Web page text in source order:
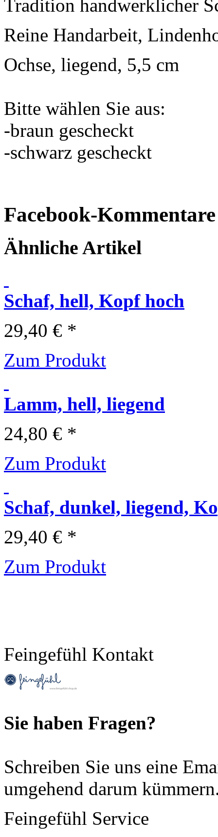
Tradition handwerklicher
Reine Handarbeit,
Ochse, liegend, 5,5 cm
Bitte wählen Sie aus:
-braun gescheckt
-schwarz gescheckt
Facebook-Kommentare
Ähnliche Artikel
Schaf, hell, Kopf hoch
29,40 € *
Zum Produkt
Lamm, hell, liegend
24,80 € *
Zum Produkt
Schaf, dunkel, liegend,
29,40 € *
Zum Produkt
Feingefühl Kontakt
Sie haben Fragen?
Schreiben Sie uns eine
umgehend darum
Feingefühl Service